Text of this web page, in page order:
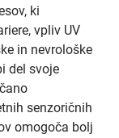
ki
vpliv UV
in nevrološke
del svoje
senzoričnih
omogoča bolj